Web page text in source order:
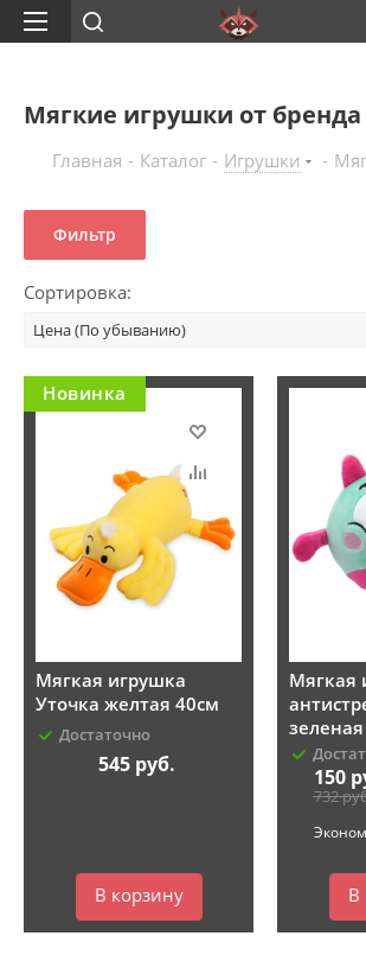
Мягкие игрушки от
Главная - Каталог - Игрушки -
Фильтр
Сортировка:
Цена (По убыванию)
Новинка
Мягкая игрушка
Уточка желтая 40см
Достаточно
545руб.
В корзину
Мягкая
150
732
В